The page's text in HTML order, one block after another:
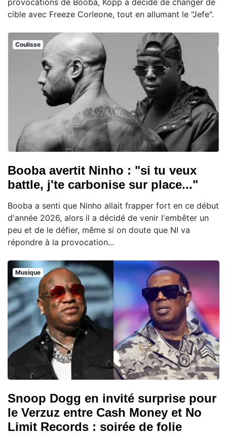
cible avec Freeze Corleone, tout en allumant le "Jefe".
Coulisse
Booba avertit Ninho : "si tu veux
battle, j'te carbonise sur place..."
Booba a senti que Ninho allait frapper fort en ce début
d'année 2026, alors il a décidé de venir l'embêter un
peu et de le défier, même si on doute que NI va
répondre à la provocation...
Musique
Snoop Dogg en invité surprise pour
le Verzuz entre Cash Money et No
Limit Records : soirée de folie